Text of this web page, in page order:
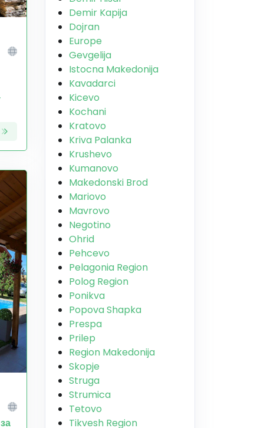
Demir Kapija
Dojran
Europe
Gevgelija
Istocna Makedonija
Kavadarci
Kicevo
Kochani
Kratovo
Kriva Palanka
Krushevo
Kumanovo
Makedonski Brod
Mariovo
Mavrovo
Negotino
Ohrid
Pehcevo
Pelagonia Region
Polog Region
Ponikva
Popova Shapka
Prespa
Prilep
Region Makedonija
Skopje
Struga
Strumica
Tetovo
Tikvesh Region